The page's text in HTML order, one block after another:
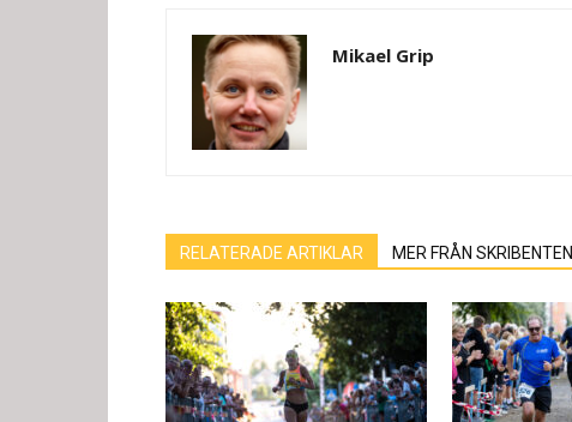
Mikael Grip
RELATERADE ARTIKLAR MER FRÅN SKRIBENTEN